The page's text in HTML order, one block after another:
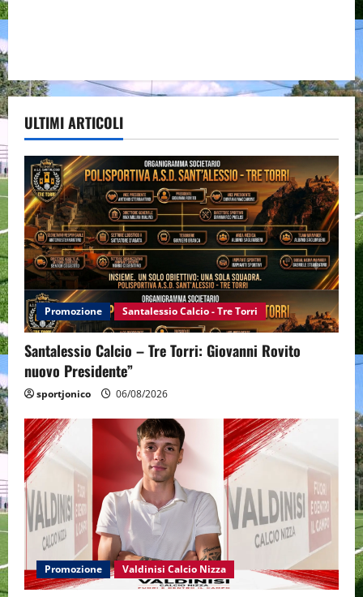
ULTIMI ARTICOLI
Promozione Santalessio Calcio - Tre Torri
Santalessio Calcio – Tre Torri: Giovanni Rovito
nuovo Presidente”
sportjonico 06/08/2026
Promozione Valdinisi Calcio Nizza